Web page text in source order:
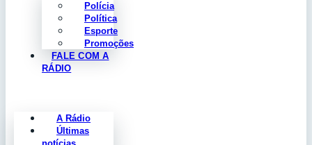
Polícia
Política
Esporte
Promoções
FALE COM A
RÁDIO
A Rádio
Últimas